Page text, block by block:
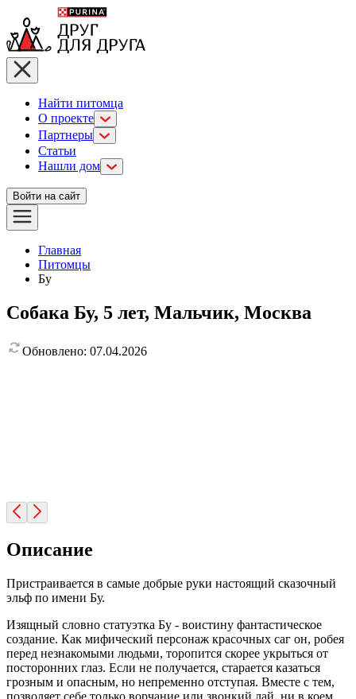
Найти питомца
О проекте
Партнеры
Статьи
Нашли дом
Войти на сайт
Главная
Питомцы
Бу
Собака Бу, 5 лет, Мальчик, Москва
Обновлено: 07.04.2026
Описание
Пристраивается в самые добрые руки настоящий сказочный
эльф по имени Бу.
Изящный словно статуэтка Бу - воистину фантастическое
создание. Как мифический персонаж красочных саг он, робея
перед незнакомыми людьми, торопится скорее укрыться от
посторонних глаз. Если не получается, старается казаться
грозным и опасным, но непременно отступая. Вместе с тем,
позволяет себе только ворчание или звонкий лай, ни в коем